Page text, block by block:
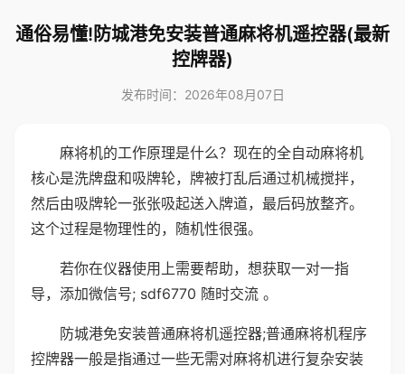
通俗易懂!防城港免安装普通麻将机遥控器(最新
控牌器)
发布时间：2026年08月07日
麻将机的工作原理是什么？现在的全自动麻将机
核心是洗牌盘和吸牌轮，牌被打乱后通过机械搅拌，
然后由吸牌轮一张张吸起送入牌道，最后码放整齐。
这个过程是物理性的，随机性很强。
若你在仪器使用上需要帮助，想获取一对一指
导，添加微信号; sdf6770 随时交流 。
防城港免安装普通麻将机遥控器;普通麻将机程序
控牌器一般是指通过一些无需对麻将机进行复杂安装